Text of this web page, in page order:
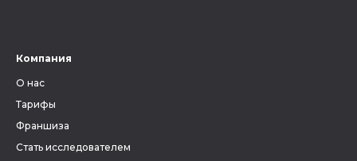
Компания
О нас
Тарифы
Франшиза
Стать исследователем